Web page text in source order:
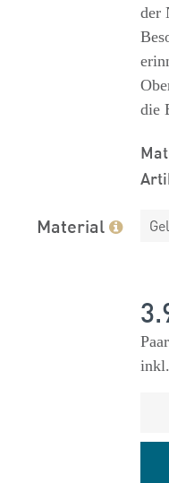
der
die
Material